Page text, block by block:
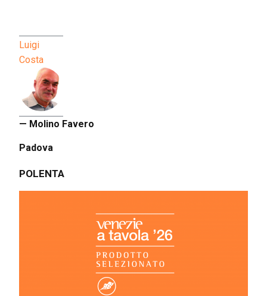
Luigi
Costa
— Molino Favero
Padova
POLENTA